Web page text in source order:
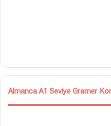
Almanca A1 Seviye Gramer